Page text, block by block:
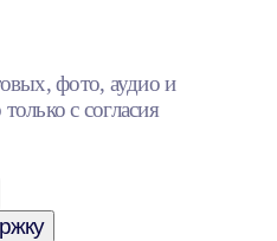
фото, аудио и
с согласия